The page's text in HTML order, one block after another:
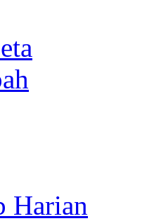
Harian